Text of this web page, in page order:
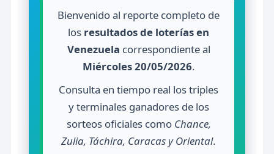
Bienvenido al reporte completo de
los resultados de loterías en
Venezuela correspondiente al
Miércoles 20/05/2026.
Consulta en tiempo real los triples
y terminales ganadores de los
sorteos oficiales como Chance,
Zulia, Táchira, Caracas y Oriental.